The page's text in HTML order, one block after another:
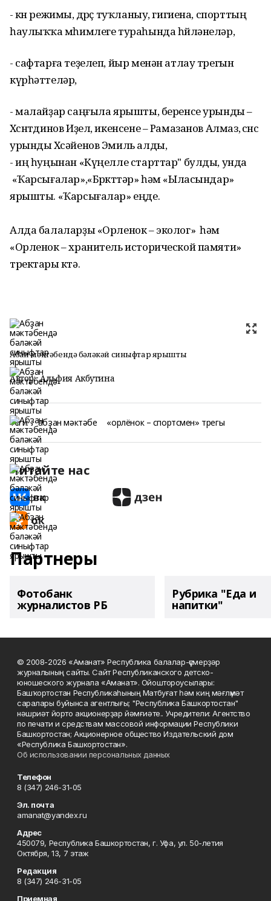
- көн режимы, дөрөҫ туҡланыу, гигиена, спорттың
һаулыҡҡа мөһимлеге тураһында һөйләнеләр,
- сафтарға теҙелеп, йыр менән атлау трегын
күрһәттеләр,
- малайҙар саңғыла ярышты, беренсе урынды –
Хөснөтдинов Иҙел, икенсене – Рамазанов Алмаз, өсөнсө
урынды Хөсәйенов Эмиль алды,
- иң һуңынан «Күңелле старттар" булды, унда
«Ҡарсығалар»,«Бөркөттәр» һәм «Ыласындар»
ярышты. «Ҡарсығалар» еңде.
Алда балаларҙы «Орленок – эколог» һәм
«Орленок – хранитель исторической памяти»
тректары көтә.
Абҙан мәктәбендә бәләкәй синыфтар ярышты
Автор: Альфия Акбутина
Теги: абҙан мәктәбе «орлёнок – спортсмен» трегы
Читайте нас
Партнеры
Фотобанк
журналистов РБ
Рубрика "Еда и
напитки"
© 2008-2026 «Аманат» Республика балалар-үҫмерҙәр
журналының сайты. Сайт Республиканского детско-
юношеского журнала «Аманат». Ойоштороусылары:
Башҡортостан Республикаһының Матбуғат һәм киң мәғлүмәт
саралары буйынса агентлығы; "Республика Башкортостан"
нәшриәт йорто акционерҙар йәмғиәте.. Учредители: Агентство
по печати и средствам массовой информации Республики
Башкортостан; Акционерное общество Издательский дом
«Республика Башкортостан».
Об использовании персональных данных
Телефон
8 (347) 246-31-05
Эл. почта
amanat@yandex.ru
Адрес
450079, Республика Башкортостан, г. Уфа, ул. 50-летия
Октября, 13, 7 этаж
Редакция
8 (347) 246-31-05
Приемная